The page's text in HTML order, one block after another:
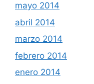
mayo 2014
abril 2014
marzo 2014
febrero 2014
enero 2014